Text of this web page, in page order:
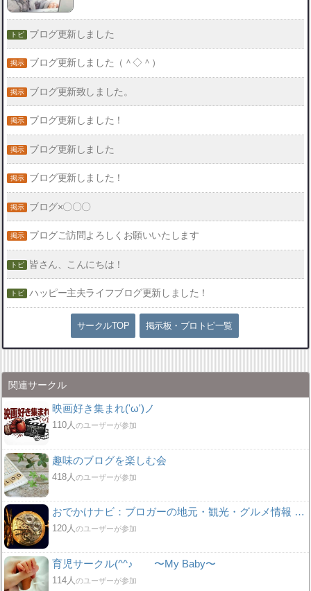
ブログ更新しました
ブログ更新しました（＾◇＾）
ブログ更新致しました。
ブログ更新しました！
ブログ更新しました
ブログ更新しました！
ブログ×〇〇〇
ブログご訪問よろしくお願いいたします
皆さん、こんにちは！
ハッピー主夫ライフブログ更新しました！
サークルTOP 掲示板・ブロトピ一覧
関連サークル
映画好き集まれ('ω')ノ
110人のユーザーが参加
趣味のブログを楽しむ会
418人のユーザーが参加
おでかけナビ：ブロガーの地元・観光・グルメ情報 グリット / きっとおでかけしたくなる集い♪♪
120人のユーザーが参加
育児サークル(^^♪ 〜My Baby〜
114人のユーザーが参加